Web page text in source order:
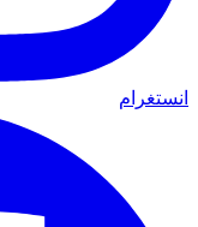
انستغرام